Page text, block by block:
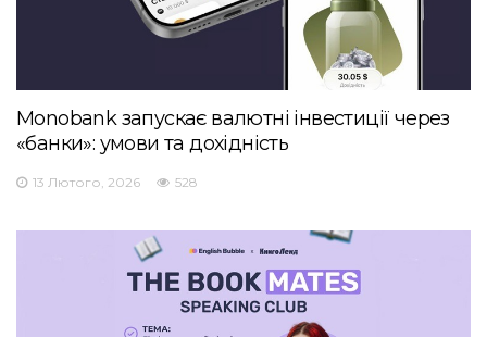
Monobank запускає валютні інвестиції через
«банки»: умови та дохідність
13 Лютого, 2026 528